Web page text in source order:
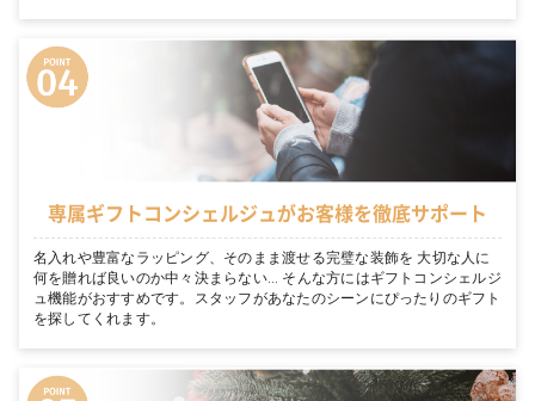
専属ギフトコンシェルジュがお客様を徹底サポート
名入れや豊富なラッピング、そのまま渡せる完璧な装飾を 大切な人に
何を贈れば良いのか中々決まらない… そんな方にはギフトコンシェルジ
ュ機能がおすすめです。スタッフがあなたのシーンにぴったりのギフト
を探してくれます。